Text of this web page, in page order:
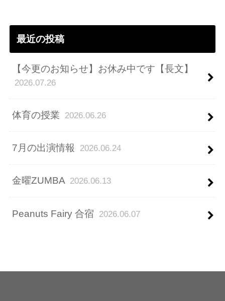
最近の投稿
【今更のお知らせ】お休み中です【長文】
2026.07.26
体育の授業 2026.06.26
7月の出演情報 2026.06.24
金曜ZUMBA 2026.06.13
Peanuts Fairy 合宿 2026.06.07